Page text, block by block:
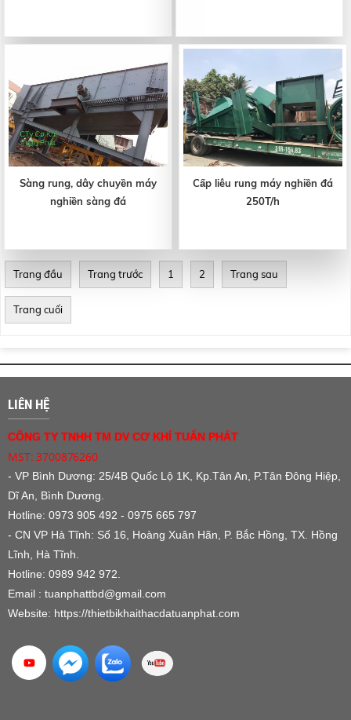
Sàng rung, dây chuyền máy
nghiền sàng đá
Cấp liêu rung máy nghiền đá
250T/h
Trang đầu Trang trước 1 2 Trang sau
Trang cuối
LIÊN HỆ
CÔNG TY TNHH TM DV CƠ KHÍ TUẤN PHÁT
MST: 3700876260
- VP Bình Dương: 25/4B Quốc Lộ 1K, Kp.Tân An, P.Tân Đông Hiệp,
Dĩ An, Bình Dương.
Hotline: 0973 905 492 - 0975 665 797
- CN VP Hà Tĩnh: Số 16, Hoàng Xuân Hãn, P. Bắc Hồng, TX. Hồng
Lĩnh, Hà Tĩnh.
Hotline: 0989 942 972.
Email : tuanphattbd@gmail.com
Website: https://thietbikhaithacdatuanphat.com